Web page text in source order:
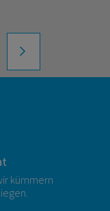
kümmern